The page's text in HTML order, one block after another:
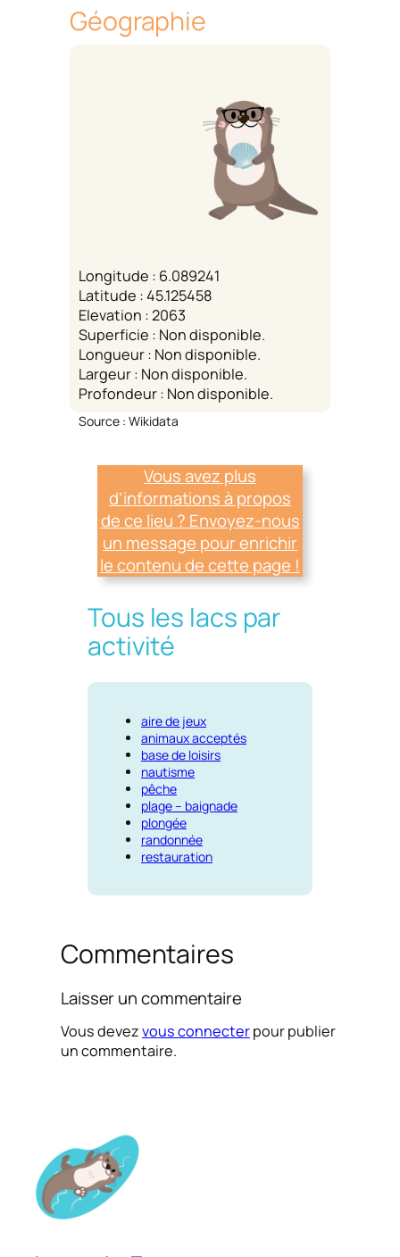
Géographie
Longitude : 6.089241
Latitude : 45.125458
Elevation : 2063
Superficie : Non disponible.
Longueur : Non disponible.
Largeur : Non disponible.
Profondeur : Non disponible.
Source : Wikidata
Vous avez plus
d’informations à propos
de ce lieu ? Envoyez-nous
un message pour enrichir
le contenu de cette page !
Tous les lacs par
activité
aire de jeux
animaux acceptés
base de loisirs
nautisme
pêche
plage – baignade
plongée
randonnée
restauration
Commentaires
Laisser un commentaire
Vous devezvous connecterpour publier
un commentaire.